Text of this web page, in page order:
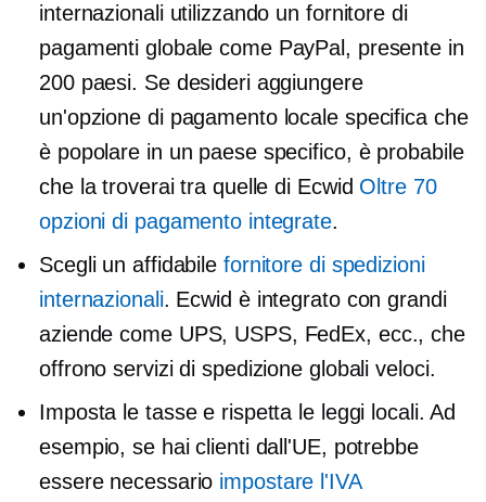
internazionali utilizzando un fornitore di
pagamenti globale come PayPal, presente in
200 paesi. Se desideri aggiungere
un'opzione di pagamento locale specifica che
è popolare in un paese specifico, è probabile
che la troverai tra quelle di Ecwid Oltre 70
opzioni di pagamento integrate.
Scegli un affidabile fornitore di spedizioni
internazionali. Ecwid è integrato con grandi
aziende come UPS, USPS, FedEx, ecc., che
offrono servizi di spedizione globali veloci.
Imposta le tasse e rispetta le leggi locali. Ad
esempio, se hai clienti dall'UE, potrebbe
essere necessario impostare l'IVA